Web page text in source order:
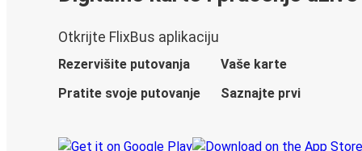
Otkrijte FlixBus aplikaciju
Rezervišite putovanja
Vaše karte
Pratite svoje putovanje
Saznajte prvi